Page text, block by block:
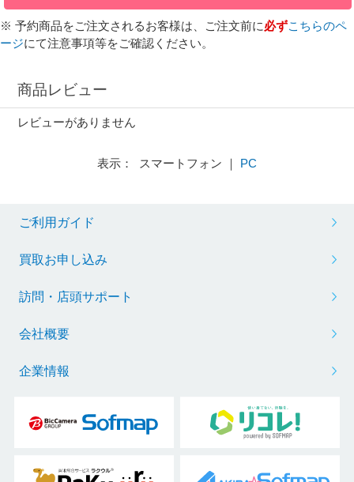
※ 予約商品をご注文されるお客様は、ご注文前に必ずこちらのペ
ージにて注意事項等をご確認ください。
商品レビュー
レビューがありません
表示： スマートフォン ｜ PC
ご利用ガイド
買取お申し込み
訪問・店頭サポート
会社概要
企業情報